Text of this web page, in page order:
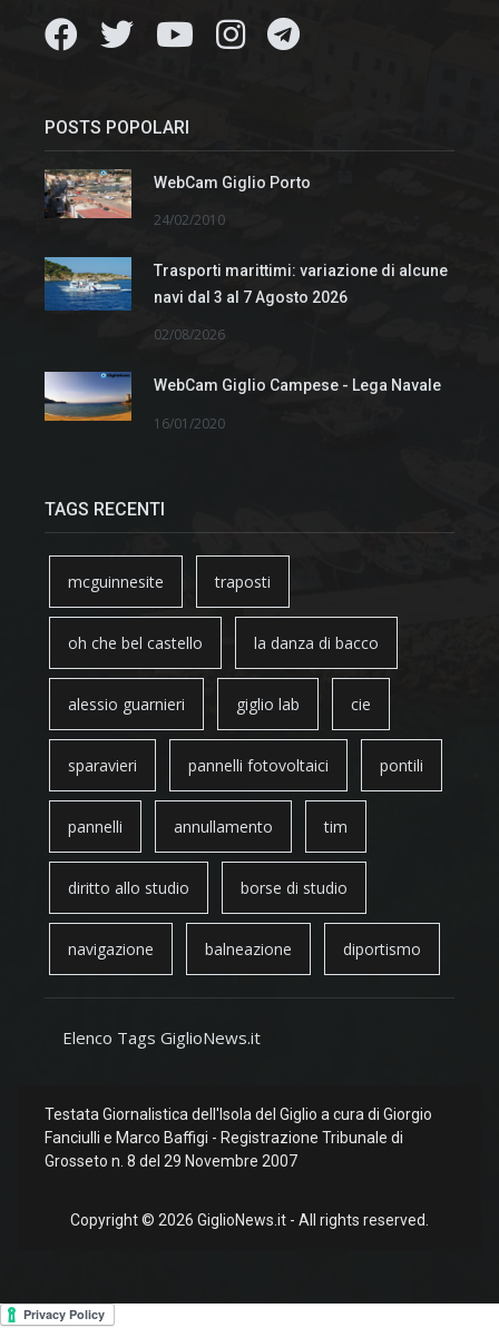
POSTS POPOLARI
WebCam Giglio Porto
24/02/2010
Trasporti marittimi: variazione di alcune
navi dal 3 al 7 Agosto 2026
02/08/2026
WebCam Giglio Campese - Lega Navale
16/01/2020
TAGS RECENTI
mcguinnesite traposti
oh che bel castello la danza di bacco
alessio guarnieri giglio lab cie
sparavieri pannelli fotovoltaici pontili
pannelli annullamento tim
diritto allo studio borse di studio
navigazione balneazione diportismo
Elenco Tags GiglioNews.it
Testata Giornalistica dell'Isola del Giglio a cura di Giorgio
Fanciulli e Marco Baffigi - Registrazione Tribunale di
Grosseto n. 8 del 29 Novembre 2007
Copyright © 2026 GiglioNews.it - All rights reserved.